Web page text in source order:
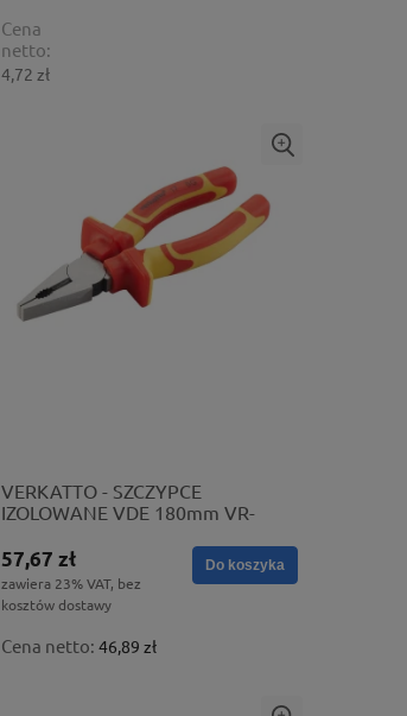
Cena
netto:
4,72 zł
VERKATTO - SZCZYPCE
IZOLOWANE VDE 180mm VR-
57,67 zł
zawiera 23% VAT, bez
kosztów dostawy
Cena netto: 46,89 zł
Do koszyka